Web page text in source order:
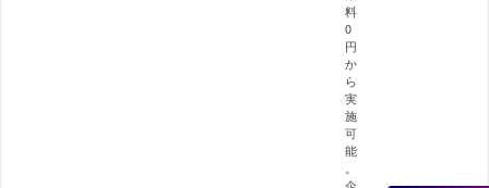
料
0
円
か
ら
実
施
可
能
企